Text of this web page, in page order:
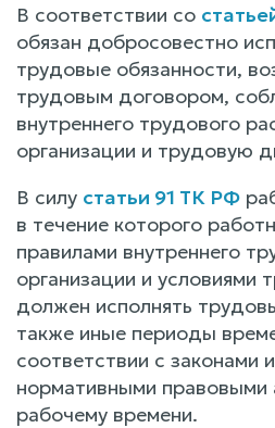
В соответствии со
обязан добросовестно
трудовые обязанности,
трудовым договором,
внутреннего трудового
организации и трудовую
В силу статьи 91 ТК РФ
в течение которого
правилами внутреннего
организации и условиями
должен исполнять
также иные периоды
соответствии с законами
нормативными правовыми
рабочему времени.